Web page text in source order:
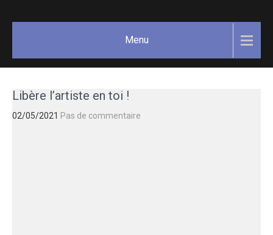
GAËLLE
bien-être
créativité.
Menu
Libère l’artiste en toi !
02/05/2021 Pas de commentaire